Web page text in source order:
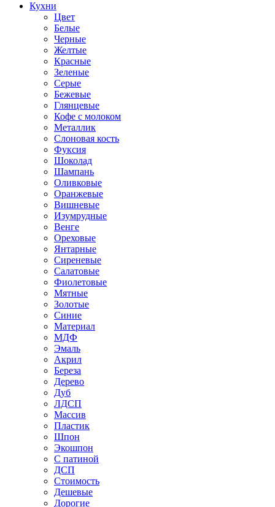
Кухни
Цвет
Белые
Черные
Желтые
Красные
Зеленые
Серые
Бежевые
Глянцевые
Кофе с молоком
Металлик
Слоновая кость
Фуксия
Шоколад
Шампань
Оливковые
Оранжевые
Вишневые
Изумрудные
Венге
Ореховые
Янтарные
Сиреневые
Салатовые
Фиолетовые
Мятные
Золотые
Синие
Материал
МДФ
Эмаль
Акрил
Береза
Дерево
Дуб
ЛДСП
Массив
Пластик
Шпон
Экошпон
С патиной
ДСП
Стоимость
Дешевые
Дорогие